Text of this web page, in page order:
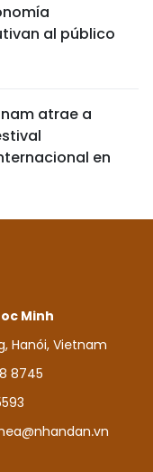
al público
atrae a
en
Minh
Hanói, Vietnam
8745